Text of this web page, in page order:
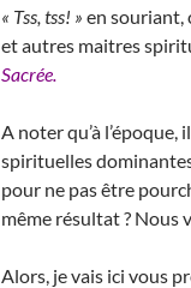
« Tss, tss! » en souriant,
et autres maitres
Sacrée.
A noter qu’à
spirituelles
pour ne pas être
même résultat ? Nous
Alors, je vais ici vous